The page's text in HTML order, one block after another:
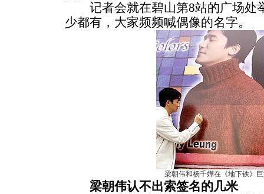
记者会就在碧山第8站的广场处
少都有，大家频频喊偶像的名字。
梁朝伟和杨千嬅在《地下铁》
梁朝伟认不出索签名的几米